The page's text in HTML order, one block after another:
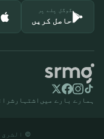
گوگل پلے پر
حاصل کریں
ہمارے بارے میں اشتہار
© الشرق